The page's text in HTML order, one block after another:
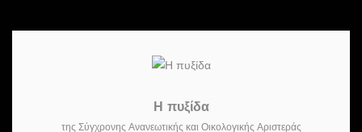
Η πυξίδα
της Σύγχρονης Ανανεωτικής και Οικολογικής Αριστεράς